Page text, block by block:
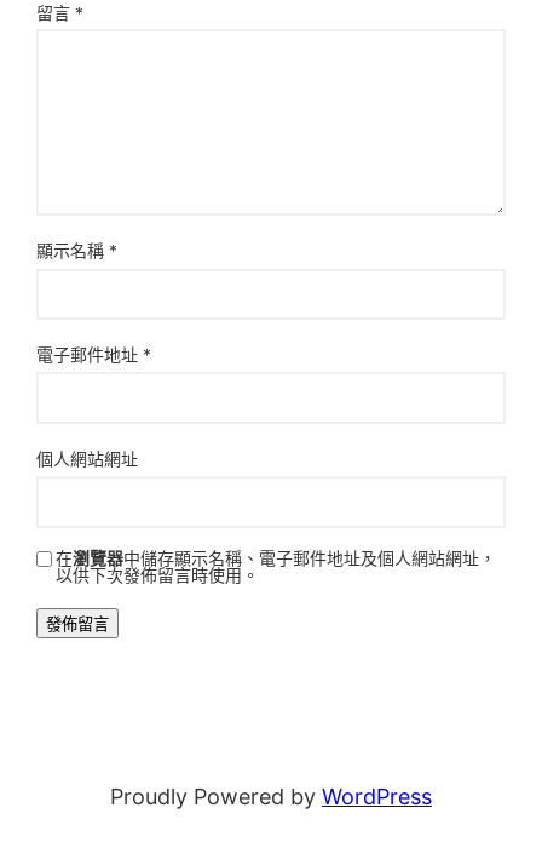
留言 *
顯示名稱 *
電子郵件地址 *
個人網站網址
在瀏覽器中儲存顯示名稱、電子郵件地址及個人網站網址，
以供下次發佈留言時使用。
Proudly Powered by WordPress